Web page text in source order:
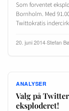
Som forventet
Bornholm. Med
Twittokratis
20. juni 2014·Stefan
ANALYSER
Valg på
eksploderet!